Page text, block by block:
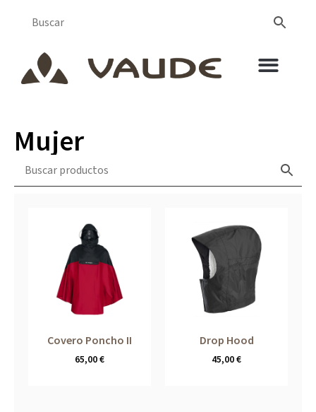
Mujer
Covero Poncho II
65,00€
Drop Hood
45,00€